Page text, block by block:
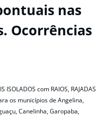
nas
Ocorrências
ISOLADOS com RAIOS, RAJADAS
os municípios de Angelina,
Canelinha, Garopaba,